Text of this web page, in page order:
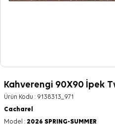
Kahverengi 90X90 İpek
Ürün Kodu : 9138313_971
Cacharel
Model : 2026 SPRING-SUMMER